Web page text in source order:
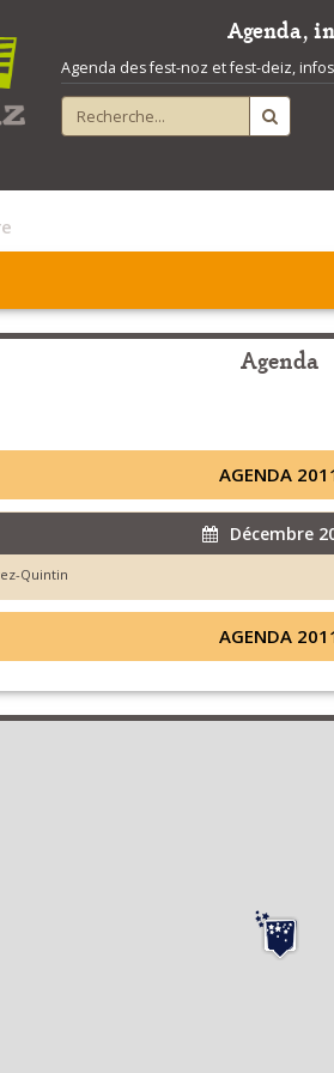
Agenda,
Agenda des fest-noz et fest-deiz,
Agenda
AGENDA
Décembre
Quintin
AGENDA